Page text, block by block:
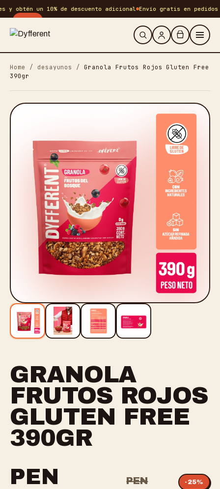
obtén un 10% de descuento adicional Envío gratis en pedidos
Home / desayunos /Granola Frutos Rojos Gluten Free
390gr
-25%
GRANOLA
FRUTOS ROJOS
GLUTEN FREE
390GR
PEN
PEN
- 25%